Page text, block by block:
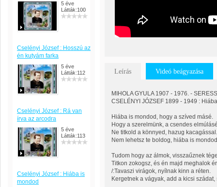
5 éve
Látták:100
Cselényi József : Hosszú az
én kutyám farka
5 éve
Látták:112
Cselényi József : Rá van
írva az arcodra
5 éve
Látták:113
Cselényi József : Hiába is
mondod
Leírás Videó beágyazása
MIHOLA GYULA 1907 - 1976. -
CSELÉNYI JÓZSEF 1899 - 1949 :
Hiába is mondod, hogy a szíved másé.
Hogy a szerelmünk, a csendes
Ne titkold a könnyed, hazug kacagással.
Nem lehetsz te boldog, hiába is
Tudom hogy az álmok, visszaűznek
Titkon zokogsz, és én majd meghalok
/:Tavaszi virágok, nyílnak kinn a réten.
Kergetnek a vágyak, add a kicsi